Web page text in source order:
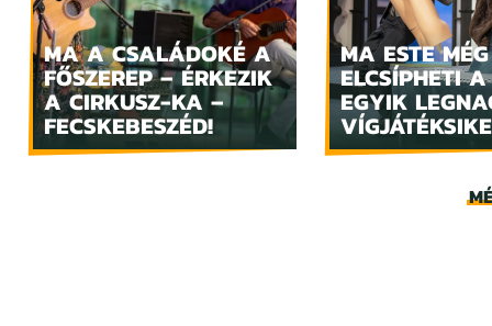
MA A CSALÁDOKÉ A
FŐSZEREP – ÉRKEZIK
A CIRKUSZ-KA –
FECSKEBESZÉD!
MA ESTE MÉG
ELCSÍPHETI
EGYIK